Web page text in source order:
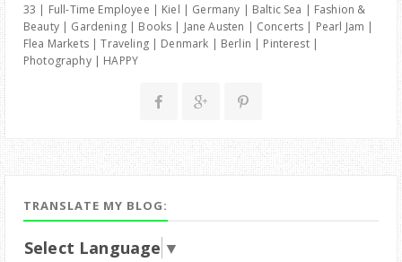
33 | Full-Time Employee | Kiel | Germany | Baltic Sea | Fashion &
Beauty | Gardening | Books | Jane Austen | Concerts | Pearl Jam |
Flea Markets | Traveling | Denmark | Berlin | Pinterest |
Photography | HAPPY
TRANSLATE MY BLOG:
Select Language ▼